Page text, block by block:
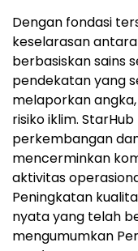
Dengan fondasi
keselarasan
berbasiskan sains
pendekatan yang
melaporkan
risiko iklim.
perkembangan
mencerminkan
aktivitas
Peningkatan
nyata yang telah
mengumumkan